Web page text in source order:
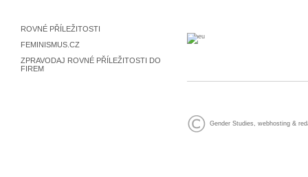
ROVNÉ PŘÍLEŽITOSTI
FEMINISMUS.CZ
ZPRAVODAJ ROVNÉ PŘÍLEŽITOSTI DO
FIREM
Gender Studies, webhosting &